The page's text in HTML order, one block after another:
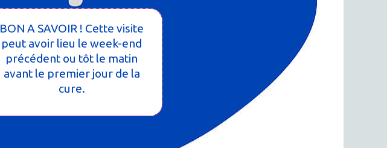
BON A SAVOIR ! Cette visite
peut avoir lieu le week-end
précédent ou tôt le matin
avant le premier jour de la
cure.